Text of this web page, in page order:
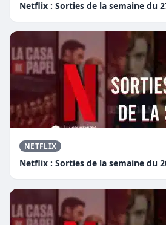
Netflix : Sorties de la semaine du
NETFLIX
Netflix : Sorties de la semaine du